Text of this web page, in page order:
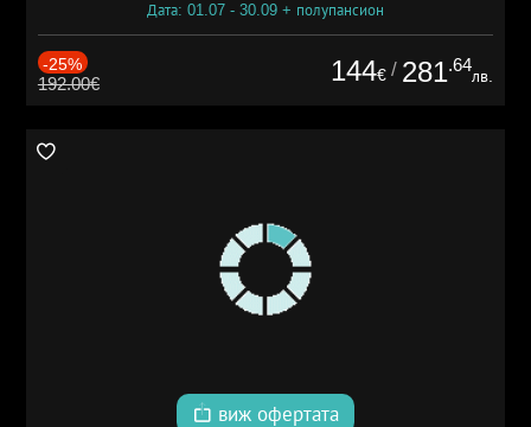
Дата: 01.07 - 30.09 + полупансион
-25%
192.00€ 144€ / 281.64
лв.
виж офертата